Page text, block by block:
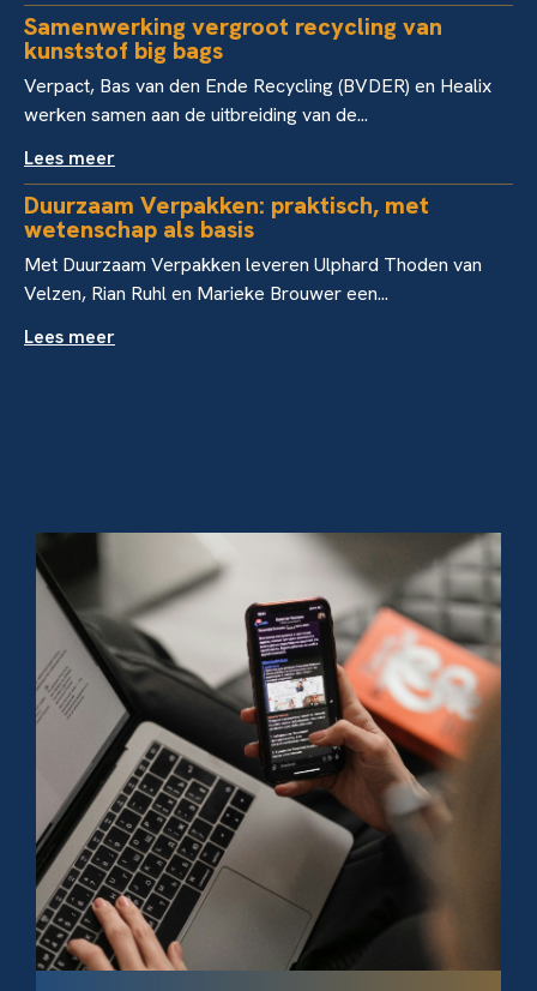
Samenwerking vergroot recycling van
kunststof big bags
Verpact, Bas van den Ende Recycling (BVDER) en Healix
werken samen aan de uitbreiding van de...
Lees meer
Duurzaam Verpakken: praktisch, met
wetenschap als basis
Met Duurzaam Verpakken leveren Ulphard Thoden van
Velzen, Rian Ruhl en Marieke Brouwer een...
Lees meer